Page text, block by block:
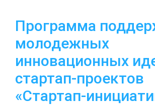
Программа
молодежных
инновационных
стартап-проектов
«Стартап-